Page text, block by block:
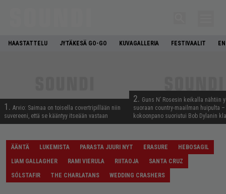
HAASTATTELU JYTÄKESÄ GO-GO KUVAGALLERIA FESTIVAALIT
1. Arvio: Saimaa on toisella covertripillään niin
suvereeni, että se kääntyy itseään vastaan
2. Guns N’ Rosesin keikalla nähtiin
suoraan country-maailman huipulta
kokoonpano suoriutui Bob Dylanin
ÄÄNTÄ LUKEMISTA PARASTA JUURI NYT ERASURE
HEBOSAGIL
LIAM GALLAGHER
RAMI VIERULA RIITAOJA
SANTA CRUZ
SÓLSTAFIR
THE CHARLATANS WEDDING CRASHERS